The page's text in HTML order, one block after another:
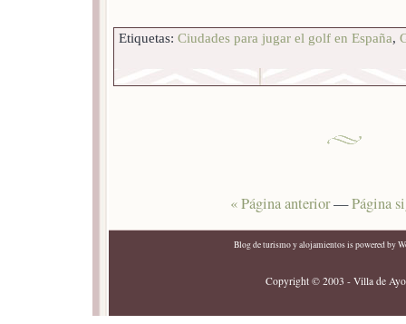
Etiquetas: Ciudades para jugar el golf en España,
« Página anterior—Página
Blog de turismo y alojamientosis powered by
Copyright © 2003 - Villa de